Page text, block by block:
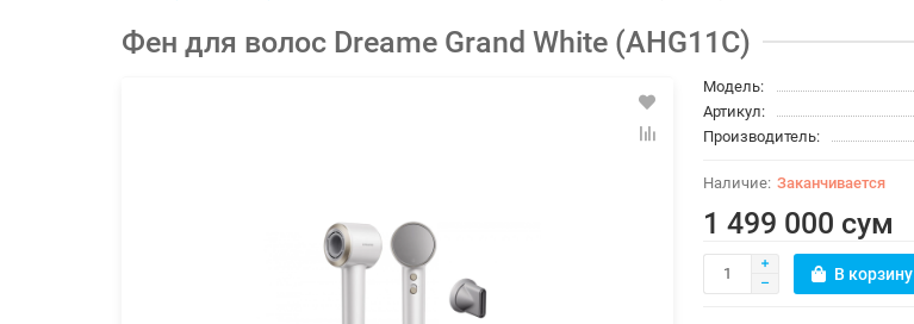
Фен для волос Dreame Grand White (AHG11C)
Модель:
Артикул:
Производитель:
Заканчивается
1 499 000 сум
В корзину